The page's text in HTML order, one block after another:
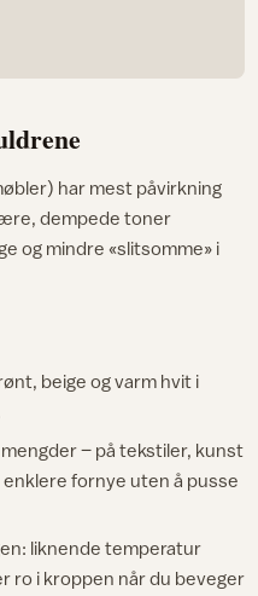
har mest påvirkning
dempede toner
og mindre «slitsomme» i
beige og varm hvit i
– på tekstiler, kunst
fornye uten å pusse
liknende temperatur
ro i kroppen når du beveger